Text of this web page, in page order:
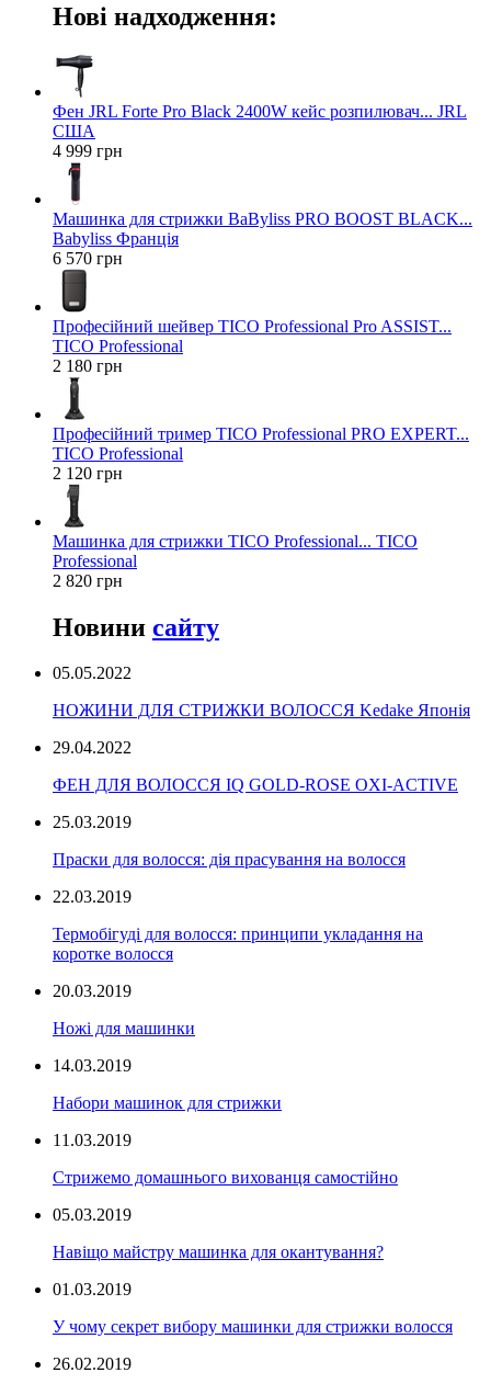
Нові надходження:
Фен JRL Forte Pro Black 2400W кейс розпилювач... JRL
США
4 999 грн
Машинка для стрижки BaByliss PRO BOOST BLACK...
Babyliss Франція
6 570 грн
Професійний шейвер TICO Professional Pro ASSIST...
TICO Professional
2 180 грн
Професійний тример TICO Professional PRO EXPERT...
TICO Professional
2 120 грн
Машинка для стрижки TICO Professional... TICO
Professional
2 820 грн
Новини сайту
05.05.2022
НОЖИНИ ДЛЯ СТРИЖКИ ВОЛОССЯ Kedake Японія
29.04.2022
ФЕН ДЛЯ ВОЛОССЯ IQ GOLD-ROSE OXI-ACTIVE
25.03.2019
Праски для волосся: дія прасування на волосся
22.03.2019
Термобігуді для волосся: принципи укладання на
коротке волосся
20.03.2019
Ножі для машинки
14.03.2019
Набори машинок для стрижки
11.03.2019
Стрижемо домашнього вихованця самостійно
05.03.2019
Навіщо майстру машинка для окантування?
01.03.2019
У чому секрет вибору машинки для стрижки волосся
26.02.2019